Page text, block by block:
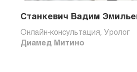
Станкевич Вадим
Онлайн-консультация, Уролог
Диамед Митино